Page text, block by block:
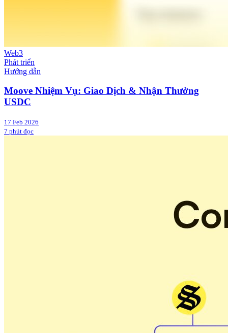
Web3
Phát triển
Hướng dẫn
Moove Nhiệm Vụ: Giao Dịch & Nhận Thưởng
USDC
17 Feb 2026
7 phút đọc